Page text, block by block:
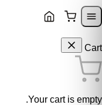
Skip to navigation
Cart
Your cart is empty.